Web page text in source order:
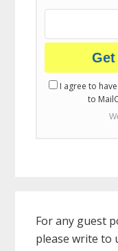
I agree to
to
For any guest
please write to